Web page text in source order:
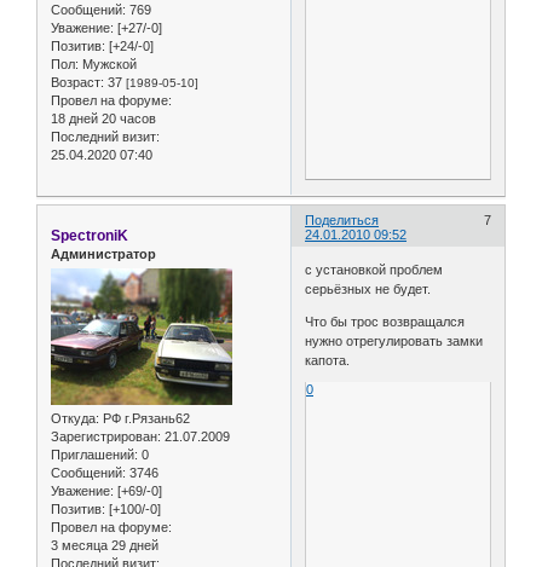
Сообщений: 769
Уважение: [+27/-0]
Позитив: [+24/-0]
Пол: Мужской
Возраст: 37 [1989-05-10]
Провел на форуме:
18 дней 20 часов
Последний визит:
25.04.2020 07:40
Поделиться
7
24.01.2010 09:52
SpectroniK
Администратор
Откуда: РФ г.Рязань62
Зарегистрирован: 21.07.2009
Приглашений: 0
Сообщений: 3746
Уважение: [+69/-0]
Позитив: [+100/-0]
Провел на форуме:
3 месяца 29 дней
Последний визит:
с установкой проблем
серьёзных не будет.
Что бы трос возвращался
нужно отрегулировать замки
капота.
0